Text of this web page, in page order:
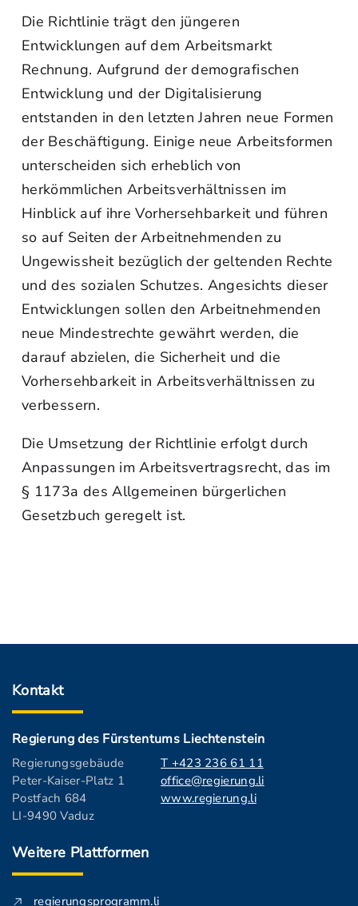
Die Richtlinie trägt den jüngeren
Entwicklungen auf dem Arbeitsmarkt
Rechnung. Aufgrund der demografischen
Entwicklung und der Digitalisierung
entstanden in den letzten Jahren neue Formen
der Beschäftigung. Einige neue Arbeitsformen
unterscheiden sich erheblich von
herkömmlichen Arbeitsverhältnissen im
Hinblick auf ihre Vorhersehbarkeit und führen
so auf Seiten der Arbeitnehmenden zu
Ungewissheit bezüglich der geltenden Rechte
und des sozialen Schutzes. Angesichts dieser
Entwicklungen sollen den Arbeitnehmenden
neue Mindestrechte gewährt werden, die
darauf abzielen, die Sicherheit und die
Vorhersehbarkeit in Arbeitsverhältnissen zu
verbessern.
Die Umsetzung der Richtlinie erfolgt durch
Anpassungen im Arbeitsvertragsrecht, das im
§ 1173a des Allgemeinen bürgerlichen
Gesetzbuch geregelt ist.
Kontakt
Regierung des Fürstentums Liechtenstein
Regierungsgebäude
Peter-Kaiser-Platz 1
Postfach 684
LI-9490 Vaduz
T +423 236 61 11
office@regierung.li
www.regierung.li
Weitere Plattformen
regierungsprogramm.li